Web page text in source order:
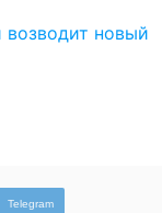
возводит новый
Telegram